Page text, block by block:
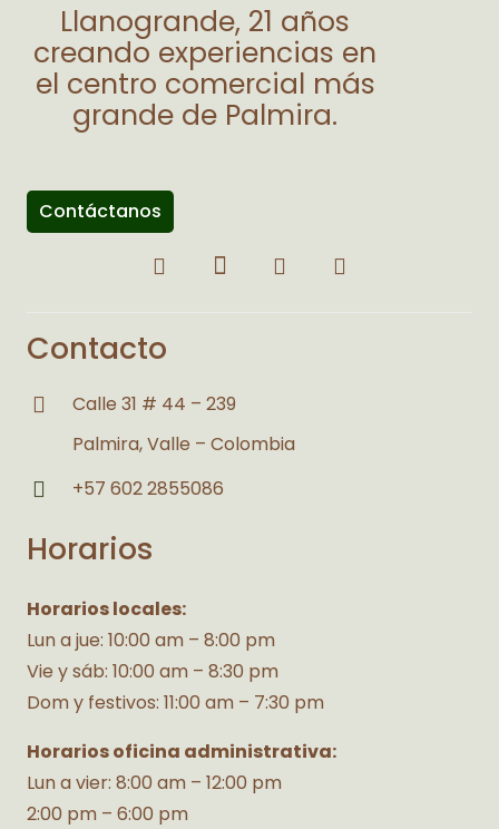
Llanogrande, 21 años
creando experiencias en
el centro comercial más
grande de Palmira.
Contáctanos
Contacto
Calle 31 # 44 – 239
Palmira, Valle – Colombia
+57 602 2855086
Horarios
Horarios locales:
Lun a jue: 10:00 am – 8:00 pm
Vie y sáb: 10:00 am – 8:30 pm
Dom y festivos: 11:00 am – 7:30 pm
Horarios oficina administrativa:
Lun a vier: 8:00 am – 12:00 pm
2:00 pm – 6:00 pm